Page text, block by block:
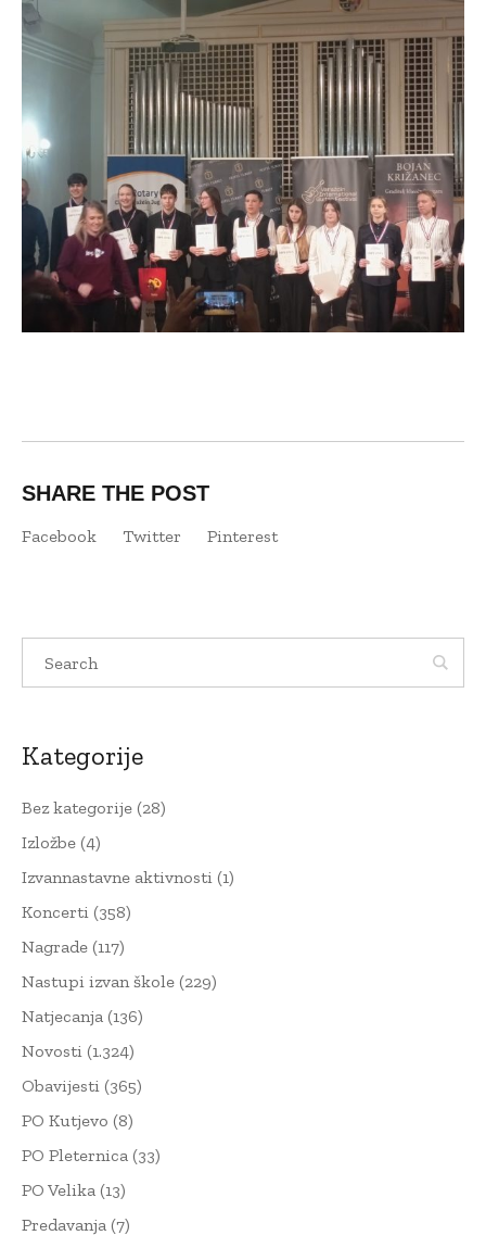
SHARE THE POST
Facebook Twitter Pinterest
Kategorije
Bez kategorije (28)
Izložbe (4)
Izvannastavne aktivnosti (1)
Koncerti (358)
Nagrade (117)
Nastupi izvan škole (229)
Natjecanja (136)
Novosti (1.324)
Obavijesti (365)
PO Kutjevo (8)
PO Pleternica (33)
PO Velika (13)
Predavanja (7)